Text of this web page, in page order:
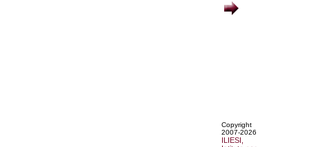
Copyright
2007-2026
ILIESI,